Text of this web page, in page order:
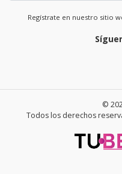
Regístrate en nuestro sitio
©
Todos los derechos